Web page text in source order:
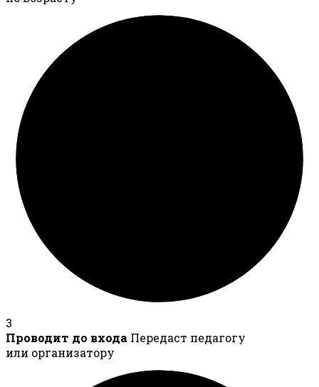
3
Проводит до входа Передаст педагогу
или организатору